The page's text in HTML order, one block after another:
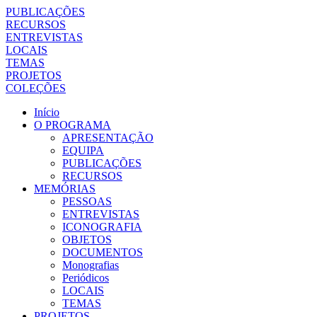
PUBLICAÇÕES
RECURSOS
ENTREVISTAS
LOCAIS
TEMAS
PROJETOS
COLEÇÕES
Início
O PROGRAMA
APRESENTAÇÃO
EQUIPA
PUBLICAÇÕES
RECURSOS
MEMÓRIAS
PESSOAS
ENTREVISTAS
ICONOGRAFIA
OBJETOS
DOCUMENTOS
Monografias
Periódicos
LOCAIS
TEMAS